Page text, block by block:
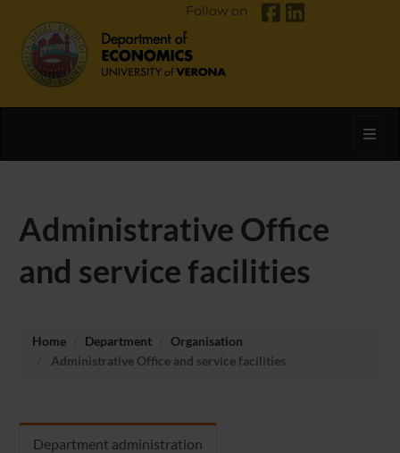
Follow on
Administrative Office
and service facilities
Home Department
Organisation
Administrative Office and service facilities
Department administration